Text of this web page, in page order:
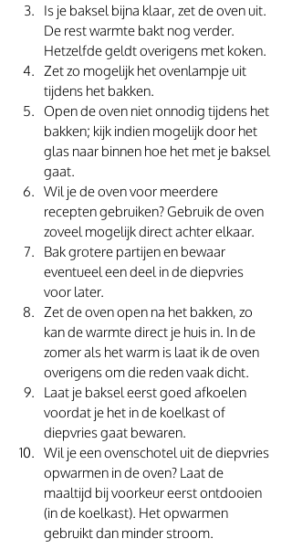
Is je baksel bijna klaar, zet de oven uit.
De rest warmte bakt nog verder.
Hetzelfde geldt overigens met koken.
Zet zo mogelijk het ovenlampje uit
tijdens het bakken.
Open de oven niet onnodig tijdens het
bakken; kijk indien mogelijk door het
glas naar binnen hoe het met je baksel
gaat.
Wil je de oven voor meerdere
recepten gebruiken? Gebruik de oven
zoveel mogelijk direct achter elkaar.
Bak grotere partijen en bewaar
eventueel een deel in de diepvries
voor later.
Zet de oven open na het bakken, zo
kan de warmte direct je huis in. In de
zomer als het warm is laat ik de oven
overigens om die reden vaak dicht.
Laat je baksel eerst goed afkoelen
voordat je het in de koelkast of
diepvries gaat bewaren.
Wil je een ovenschotel uit de diepvries
opwarmen in de oven? Laat de
maaltijd bij voorkeur eerst ontdooien
(in de koelkast). Het opwarmen
gebruikt dan minder stroom.